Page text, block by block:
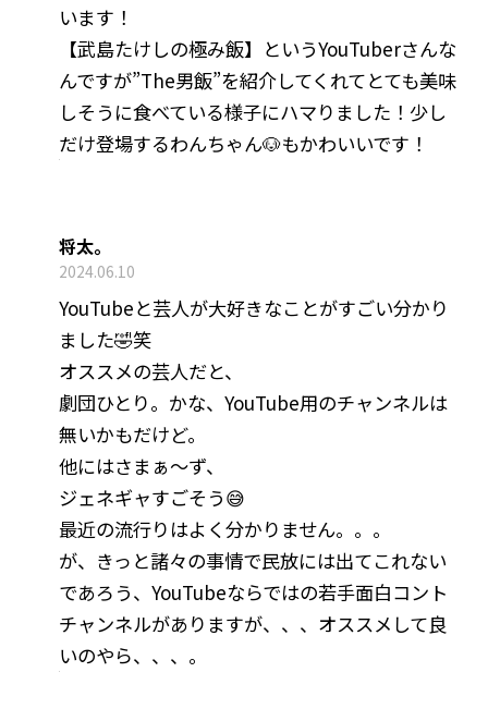
います！
【武島たけしの極み飯】というYouTuberさんな
んですが”The男飯”を紹介してくれてとても美味
しそうに食べている様子にハマりました！少し
だけ登場するわんちゃん🐶もかわいいです！
将太。
2024.06.10
YouTubeと芸人が大好きなことがすごい分かり
ました🤣笑
オススメの芸人だと、
劇団ひとり。かな、YouTube用のチャンネルは
無いかもだけど。
他にはさまぁ〜ず、
ジェネギャすごそう😅
最近の流行りはよく分かりません。。。
が、きっと諸々の事情で民放には出てこれない
であろう、YouTubeならではの若手面白コント
チャンネルがありますが、、、オススメして良
いのやら、、、。